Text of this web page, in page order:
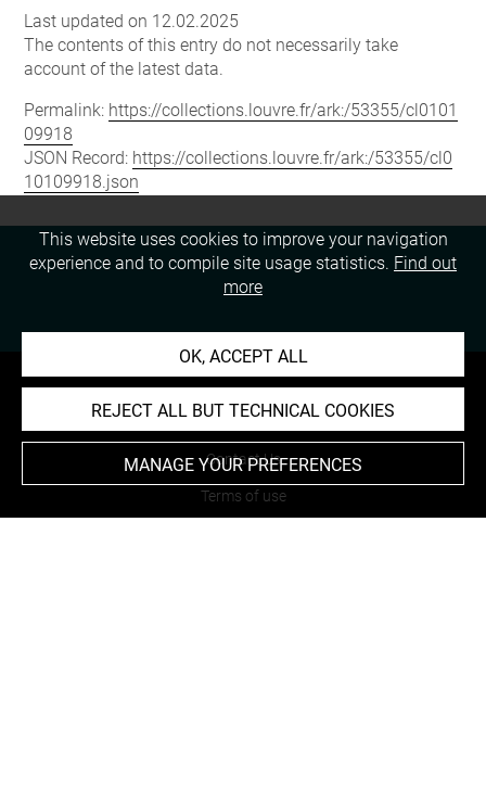
Last updated on 12.02.2025
The contents of this entry do not necessarily take
account of the latest data.
Permalink: https://collections.louvre.fr/ark:/53355/cl0101
09918
JSON Record: https://collections.louvre.fr/ark:/53355/cl0
10109918.json
About
Contact Us
Terms of use
This website uses cookies to improve your navigation
experience and to compile site usage statistics. Find out
more
OK, ACCEPT ALL
REJECT ALL BUT TECHNICAL COOKIES
MANAGE YOUR PREFERENCES